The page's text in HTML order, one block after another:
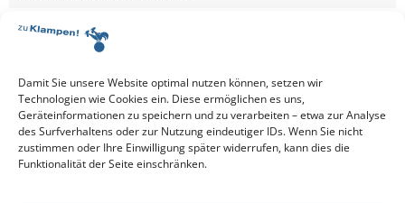
Damit Sie unsere Website optimal nutzen können, setzen wir
Technologien wie Cookies ein. Diese ermöglichen es uns,
Geräteinformationen zu speichern und zu verarbeiten – etwa zur Analyse
des Surfverhaltens oder zur Nutzung eindeutiger IDs. Wenn Sie nicht
zustimmen oder Ihre Einwilligung später widerrufen, kann dies die
Funktionalität der Seite einschränken.